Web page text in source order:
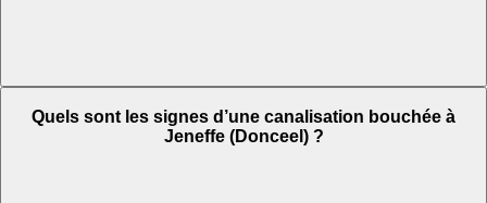
Quels sont les signes d’une canalisation bouchée à
Jeneffe (Donceel) ?